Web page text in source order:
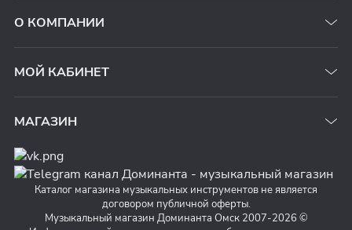
О КОМПАНИИ
МОЙ КАБИНЕТ
МАГАЗИН
Каталог магазина музыкальных инструментов не является
договором публичной оферты.
Музыкальный магазин Доминанта Омск 2007-2026 ©